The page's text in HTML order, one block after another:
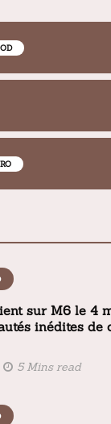
sur M6 le 4
inédites de
5 Mins read